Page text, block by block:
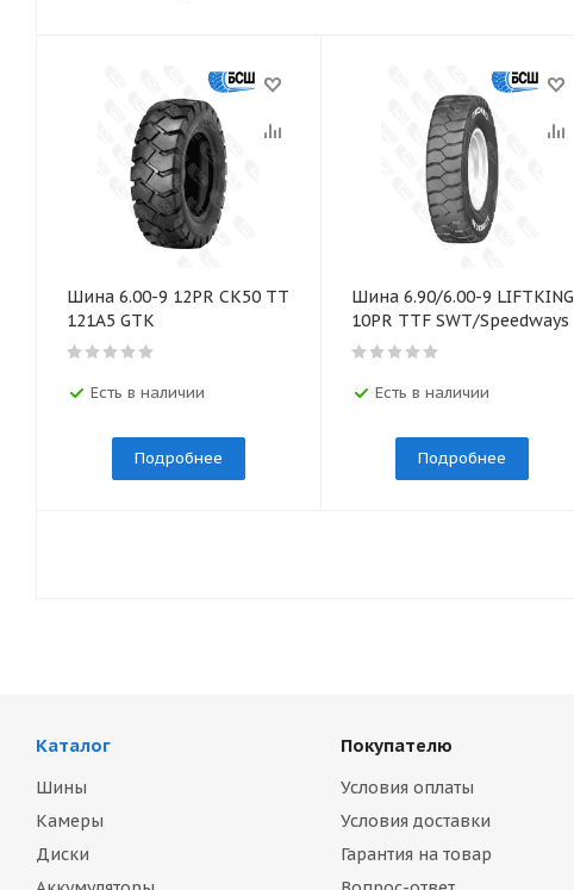
Шина 6.00-9 12PR CK50 TT
121A5 GTK
Есть в наличии
Подробнее
Шина 6.90/6.00-9 LIFTKING
10PR TTF SWT/Speedways
Есть в наличии
Подробнее
Каталог
Шины
Камеры
Диски
Покупателю
Условия оплаты
Условия доставки
Гарантия на товар